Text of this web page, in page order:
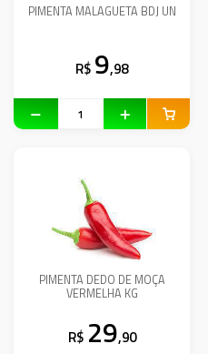
PIMENTA MALAGUETA BDJ UN
R$ 9,98
PIMENTA DEDO DE MOÇA
VERMELHA KG
R$ 29,90